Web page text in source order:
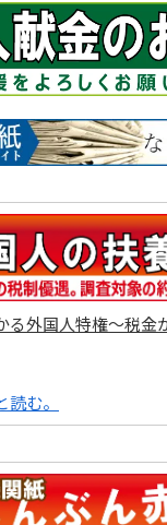
る外国人特権～税金
む。